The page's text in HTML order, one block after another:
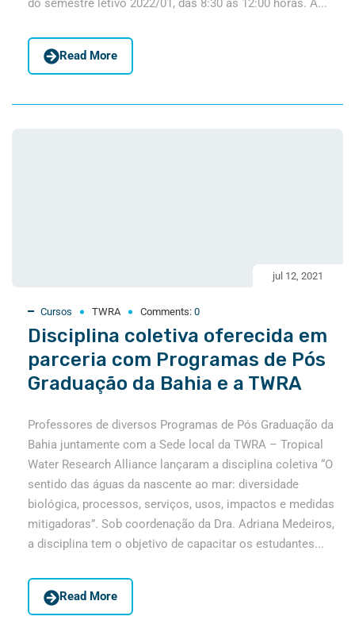
Read More
jul 12, 2021
Cursos TWRA Comments: 0
Disciplina coletiva oferecida em
parceria com Programas de Pós
Graduação da Bahia e a TWRA
Professores de diversos Programas de Pós Graduação da
Bahia juntamente com a Sede local da TWRA – Tropical
Water Research Alliance lançaram a disciplina coletiva “O
sentido das águas da nascente ao mar: diversidade
biológica, processos, serviços, usos, impactos e medidas
mitigadoras”. Sob coordenação da Dra. Adriana Medeiros,
a disciplina tem o objetivo de capacitar os estudantes...
Read More